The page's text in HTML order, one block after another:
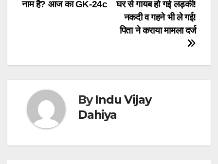
navigation
घर से गायब हो गई लड़की!
नकदी व गहने भी ले गई!
पिता ने कराया मामला दर्ज
नाम है? आज का GK-24c
ByIndu Vijay
Dahiya